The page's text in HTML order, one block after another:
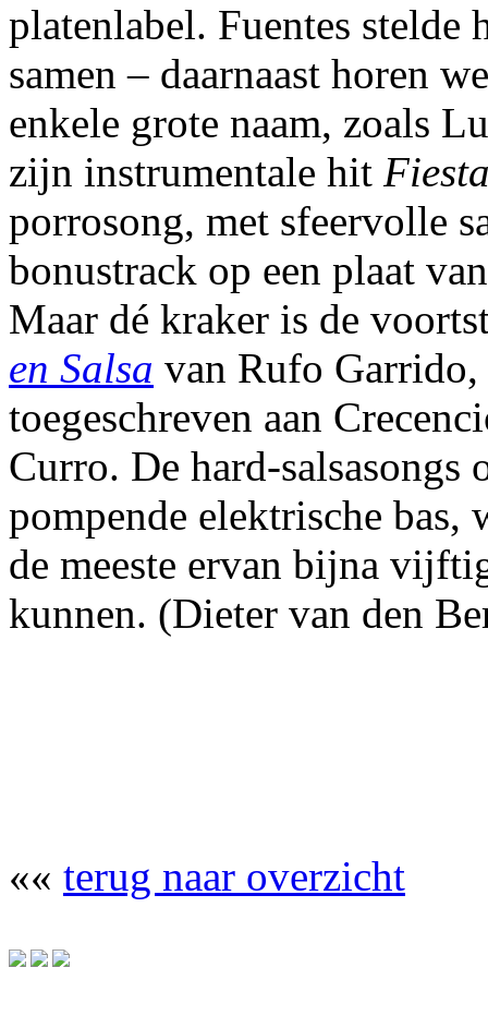
platenlabel. Fuentes
samen – daarnaast horen
enkele grote naam, zoals
zijn instrumentale hit
porrosong, met sfeervolle
bonustrack op een plaat
Maar dé kraker is de
en Salsa van Rufo
toegeschreven aan
Curro. De hard-salsasongs
pompende elektrische
de meeste ervan bijna
kunnen. (Dieter van den
«« terug naar overzicht